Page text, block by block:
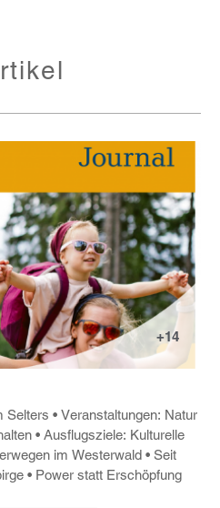
+14
Selters Veran­stal­tungen: Natur
Ausflugs­ziele: Kultu­relle
im Wester­wald Seit
Power statt Erschöp­fung